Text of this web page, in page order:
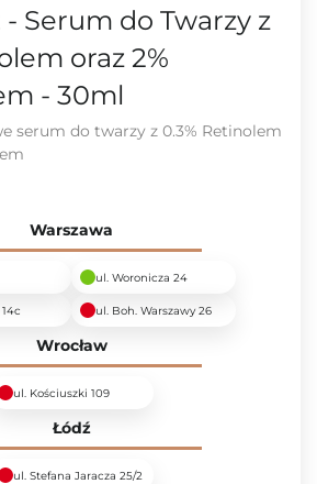
Serum do Twarzy z
oraz 2%
- 30ml
serum do twarzy z 0.3% Retinolem
Warszawa
ul. Woronicza 24
ul. Boh. Warszawy 26
Wrocław
ul. Kościuszki 109
Łódź
ul. Stefana Jaracza 25/2